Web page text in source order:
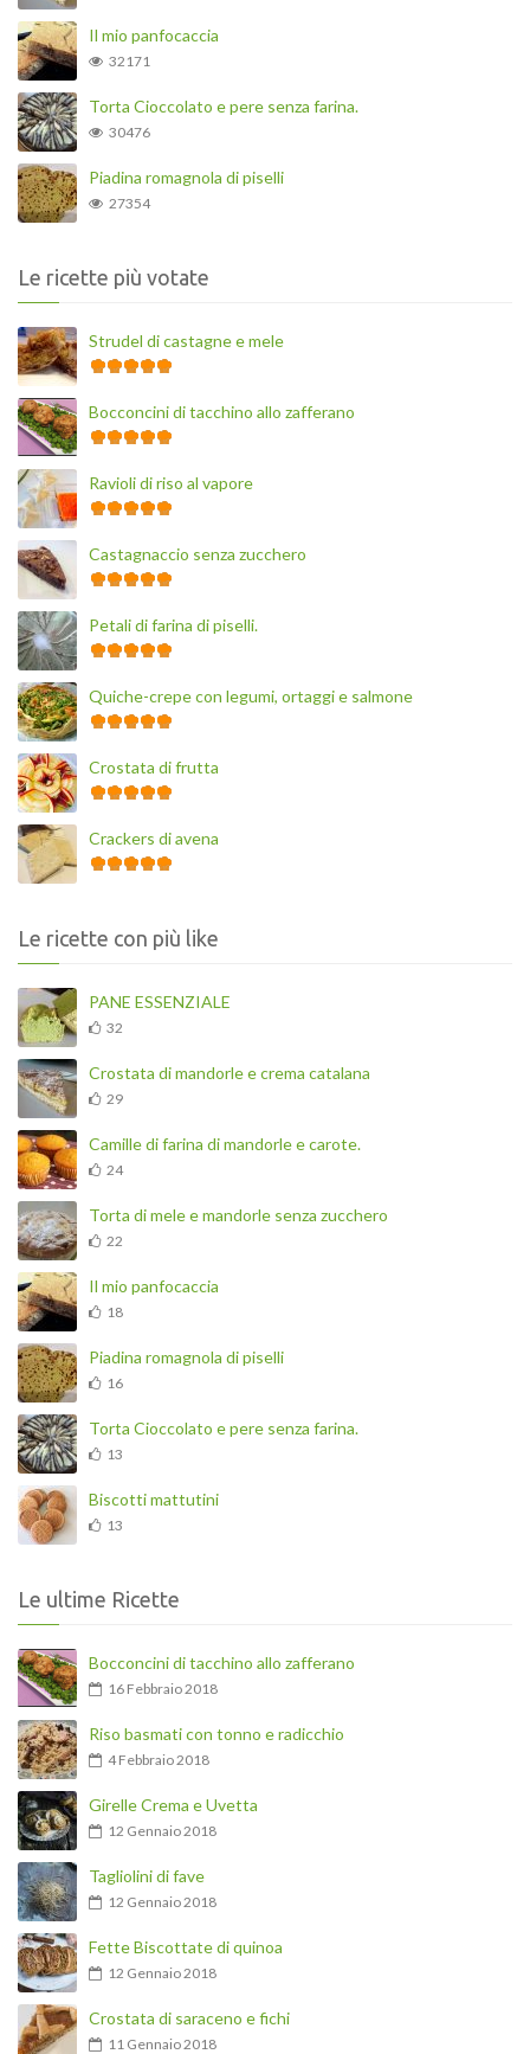
Il mio panfocaccia
32171
Torta Cioccolato e pere senza farina.
30476
Piadina romagnola di piselli
27354
Le ricette più votate
Strudel di castagne e mele
Bocconcini di tacchino allo zafferano
Ravioli di riso al vapore
Castagnaccio senza zucchero
Petali di farina di piselli.
Quiche-crepe con legumi, ortaggi e salmone
Crostata di frutta
Crackers di avena
Le ricette con più like
PANE ESSENZIALE
32
Crostata di mandorle e crema catalana
29
Camille di farina di mandorle e carote.
24
Torta di mele e mandorle senza zucchero
22
Il mio panfocaccia
18
Piadina romagnola di piselli
16
Torta Cioccolato e pere senza farina.
13
Biscotti mattutini
13
Le ultime Ricette
Bocconcini di tacchino allo zafferano
16 Febbraio 2018
Riso basmati con tonno e radicchio
4 Febbraio 2018
Girelle Crema e Uvetta
12 Gennaio 2018
Tagliolini di fave
12 Gennaio 2018
Fette Biscottate di quinoa
12 Gennaio 2018
Crostata di saraceno e fichi
11 Gennaio 2018